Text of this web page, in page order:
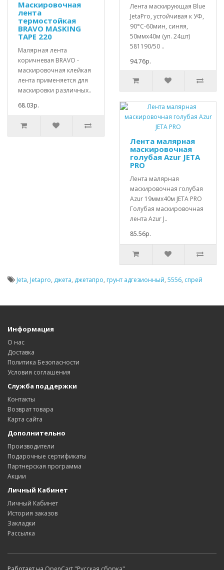
Маскировочная
лента
термостойкая
BRAVO MASKING
TAPE 220
Малярная лента
коричневая BRAVO -
маскировочная клейкая
лента применяется для
маскировки различных..
68.03р.
Лента маскирующая Blue
JetaPro, устойчивая к УФ,
90°С-60мин, синяя,
50ммx40м (уп. 24шт)
581190/50 ..
94.76р.
Лента малярная
маскировочная
голубая Azur JETA
PRO
Лента малярная
маскировочная голубая
Azur 19ммx40м JETA PRO
Голубая маскировочная
лента Azur J..
85.56р.
Jeta, Jetapro, джета, джетапро, грунт адгезионный, 5556, спрей
Информация
О нас
Доставка
Политика Безопасности
Условия соглашения
Служба поддержки
Контакты
Возврат товара
Карта сайта
Дополнительно
Производители
Подарочные сертификаты
Партнерская программа
Акции
Личный Кабинет
Личный Кабинет
История заказов
Закладки
Рассылка